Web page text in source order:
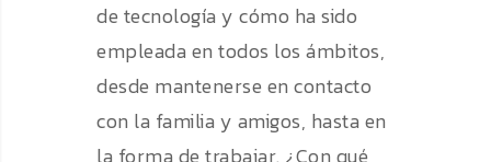
de tecnología y cómo ha sido
empleada en todos los ámbitos,
desde mantenerse en contacto
con la familia y amigos, hasta en